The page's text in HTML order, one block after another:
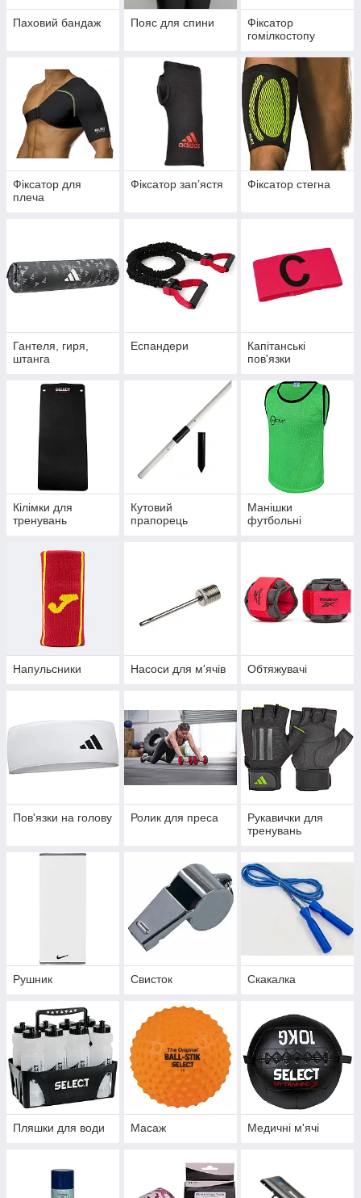
Паховий бандаж Пояс для спини
Фіксатор
гомілкостопу
Фіксатор для
плеча
Фіксатор запʼястя Фіксатор стегна
Гантеля, гиря,
штанга
Еспандери
Капітанські
пов'язки
Кілімки для
тренувань
Кутовий
прапорець
Манішки
футбольні
Напульсники Насоси для м'ячів Обтяжувачі
Пов'язки на голову Ролик для преса
Рукавички для
тренувань
Рушник Свисток Скакалка
Пляшки для води Масаж Медичні м'ячі